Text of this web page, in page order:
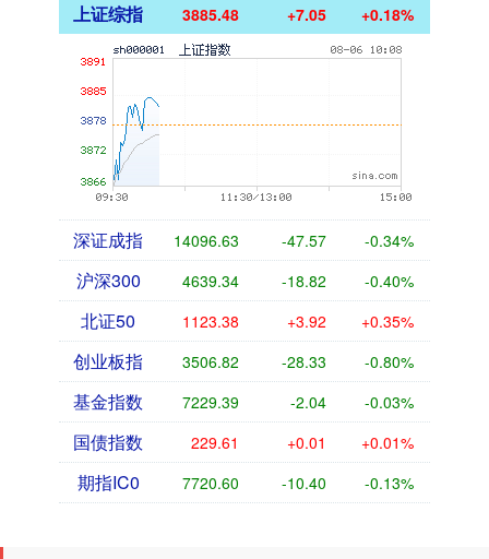
上证综指 3885.48 +7.05 +0.18%
深证成指 14096.63 -47.57 -0.34%
沪深300 4639.34 -18.82 -0.40%
北证50 1123.38 +3.92 +0.35%
创业板指 3506.82 -28.33 -0.80%
基金指数 7229.39 -2.04 -0.03%
国债指数 229.61 +0.01 +0.01%
期指IC0 7720.60 -10.40 -0.13%